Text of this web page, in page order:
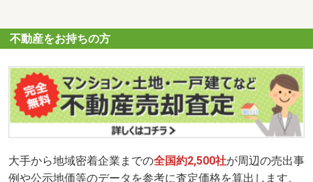
不動産をお持ちの方
大手から地域密着企業までの全国約2,500社が周辺の売出事
例や公示地価等のデータを参考に査定価格を算出します。